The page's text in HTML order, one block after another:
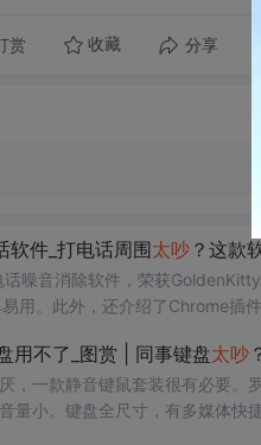
赏 收藏 分享
件_打电话周围太吵？这款
噪音消除软件，荣获
用。此外，还介绍了Chrome插
用不了_图赏 | 同事键盘太吵
，一款静音键鼠套装很有必要
量小。键盘全尺寸，有多媒体快